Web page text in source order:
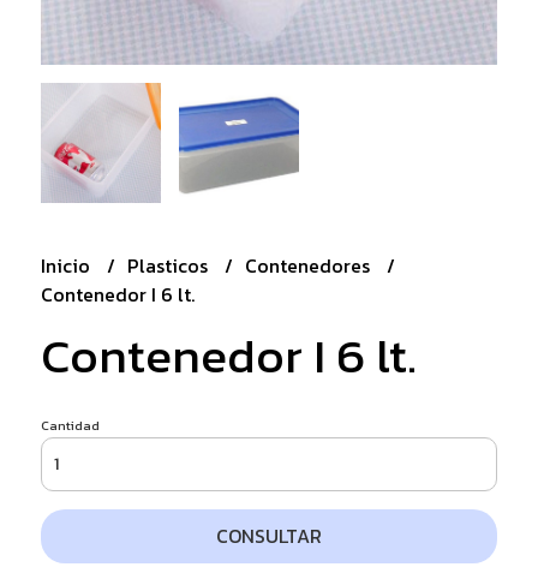
Inicio Plasticos
Contenedores
Contenedor I 6 lt.
Contenedor I 6 lt.
Cantidad
CONSULTAR